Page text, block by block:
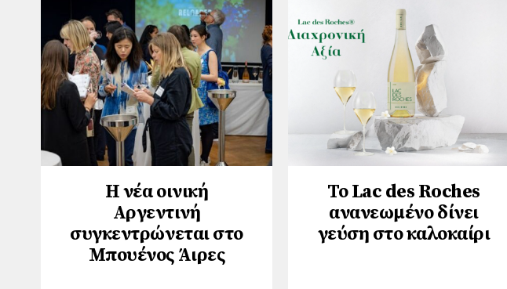
Η νέα οινική
Αργεντινή
συγκεντρώνεται στο
Μπουένος Άιρες
Το Lac des Roches
ανανεωμένο δίνει
γεύση στο καλοκαίρι